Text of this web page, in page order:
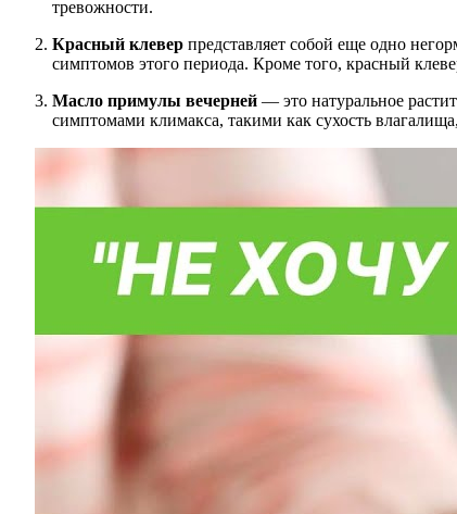
тревожности.
Красный клевер представляет собой еще одно
симптомов этого периода. Кроме того, красный
Масло примулы вечерней — это натуральное
симптомами климакса, такими как сухость